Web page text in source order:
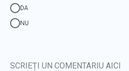
DA
NU
SCRIEȚI UN COMENTARIU AICI